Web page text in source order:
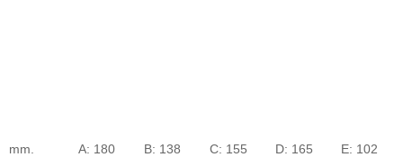
mm. A: 180 B: 138 C: 155 D: 165 E: 102